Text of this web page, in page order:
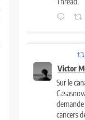
Victor
Sur le
cancers